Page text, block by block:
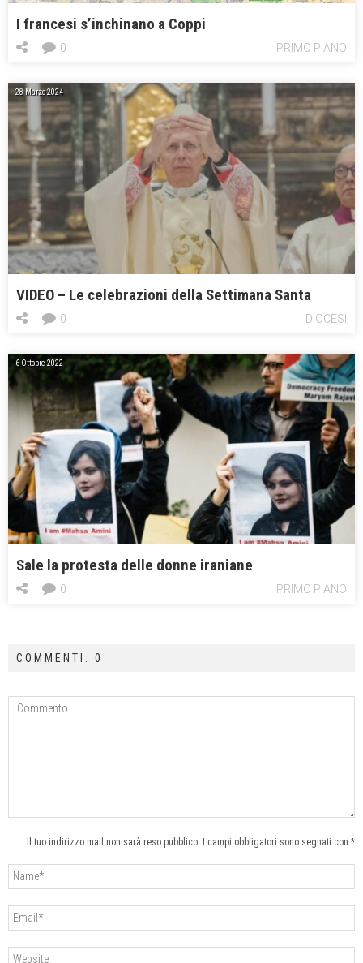
I francesi s’inchinano a Coppi
PRIMO PIANO
0
28 Marzo 2024
VIDEO – Le celebrazioni della Settimana Santa
DIOCESI
0
6 Ottobre 2022
Sale la protesta delle donne iraniane
PRIMO PIANO
0
COMMENTI: 0
Il tuo indirizzo mail non sarà reso pubblico. I campi obbligatori sono segnati con *